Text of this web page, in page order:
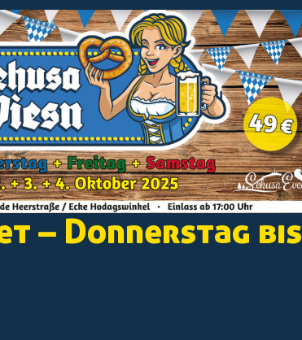
– Donnerstag bis